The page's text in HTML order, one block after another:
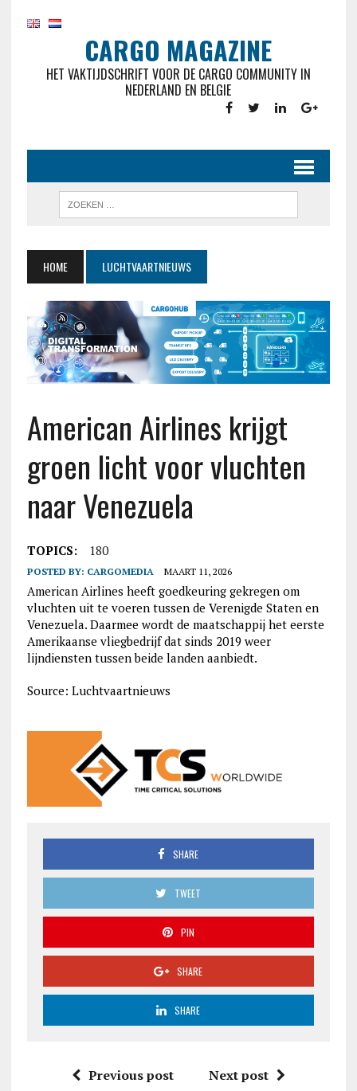
CARGO MAGAZINE
HET VAKTIJDSCHRIFT VOOR DE CARGO COMMUNITY IN
NEDERLAND EN BELGIE
HOME LUCHTVAARTNIEUWS
American Airlines krijgt
groen licht voor vluchten
naar Venezuela
TOPICS: 180
POSTED BY: CARGOMEDIA MAART 11, 2026
American Airlines heeft goedkeuring gekregen om
vluchten uit te voeren tussen de Verenigde Staten en
Venezuela. Daarmee wordt de maatschappij het eerste
Amerikaanse vliegbedrijf dat sinds 2019 weer
lijndiensten tussen beide landen aanbiedt.
Source: Luchtvaartnieuws
SHARE
TWEET
PIN
SHARE
SHARE
Previous post Next post